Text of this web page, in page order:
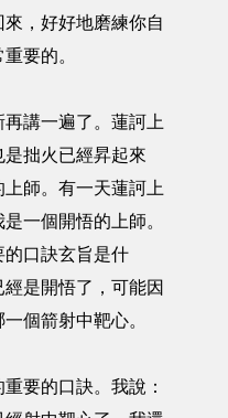
，好好地磨練你自
要的。
講一遍了。蓮訶上
拙火已經昇起來
師。有一天蓮訶上
一個開悟的上師。
口訣玄旨是什
是開悟了，可能因
個箭射中靶心。
要的口訣。我說：